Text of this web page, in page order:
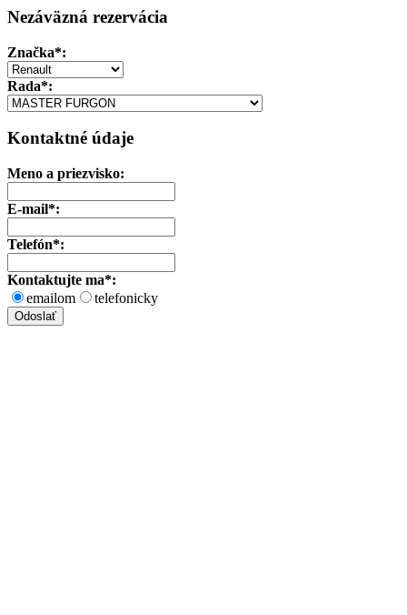
Nezáväzná rezervácia
Značka*:
Rada*:
Kontaktné údaje
Meno a priezvisko:
E-mail*:
Telefón*:
Kontaktujte ma*:
emailom
telefonicky